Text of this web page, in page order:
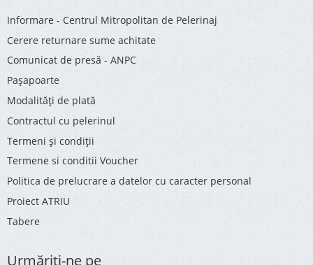
Informare - Centrul Mitropolitan de Pelerinaj
Cerere returnare sume achitate
Comunicat de presă - ANPC
Pașapoarte
Modalități de plată
Contractul cu pelerinul
Termeni și condiții
Termene si conditii Voucher
Politica de prelucrare a datelor cu caracter personal
Proiect ATRIU
Tabere
Urmăriţi-ne pe